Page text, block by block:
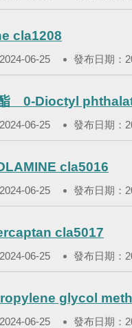
cla1208
06-25 發布日期：
0-Dioctyl
06-25 發布日期：
cla5016
06-25 發布日期：
cla5017
06-25 發布日期：
glycol
06-25 發布日期：